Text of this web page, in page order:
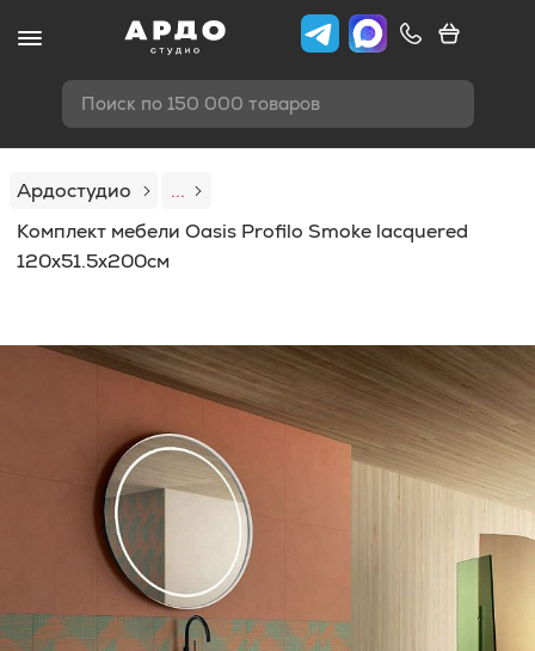
Поиск по 150 000 товаров
Ардостудио
...
Комплект мебели Oasis Profilo Smoke lacquered
120x51.5x200см